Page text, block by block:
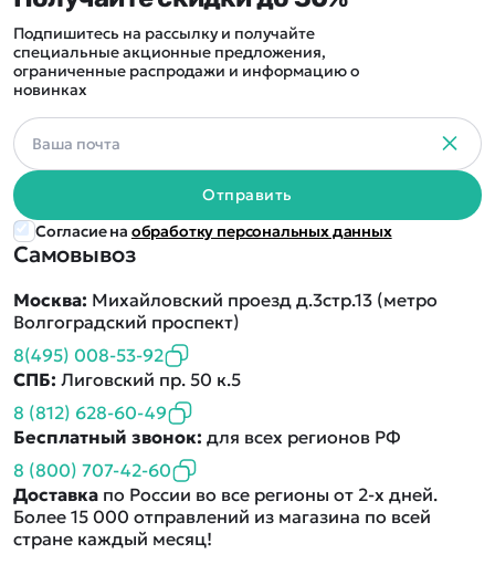
Самовывоз
Москва: Михайловский проезд д.3стр.13 (метро
Волгоградский проспект)
8(495) 008-53-92
СПБ: Лиговский пр. 50 к.5
8 (812) 628-60-49
Бесплатный звонок: для всех регионов РФ
8 (800) 707-42-60
Доставка по России во все регионы от 2-х дней.
Более 15 000 отправлений из магазина по всей
стране каждый месяц!
Подпишитесь на рассылку и получайте
специальные акционные предложения,
ограниченные распродажи и информацию о
новинках
Отправить
Согласие на обработку персональных данных